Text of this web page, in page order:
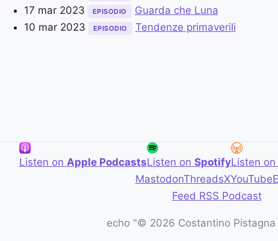
17 mar 2023
EPISODIO
Guarda che Luna
10 mar 2023
EPISODIO Tendenze primaverili
Listen on Apple PodcastsListen on SpotifyListen on
MastodonThreadsXYouTube
Feed RSS Podcast
echo "© 2026 Costantino Pistagna